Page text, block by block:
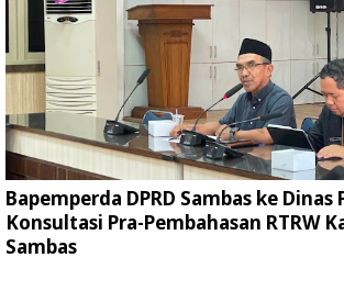
Bapemperda DPRD Sambas ke Dinas
Konsultasi Pra-Pembahasan RTRW
Sambas